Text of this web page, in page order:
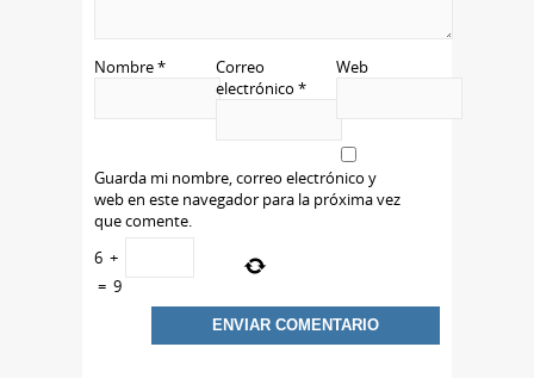
Nombre*
Correo
electrónico *
Web
Guarda mi nombre, correo electrónico y
web en este navegador para la próxima vez
que comente.
6 +
= 9